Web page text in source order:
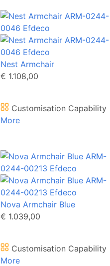
Nest Armchair
€ 1.108,00
Customisation Capability
More
Nova Armchair Blue
€ 1.039,00
Customisation Capability
More